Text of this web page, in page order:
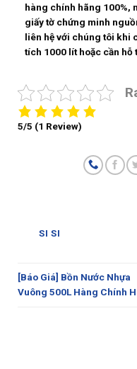
hàng chính hãng 100%,
giấy tờ chứng minh
liên hệ với chúng tôi khi
tích 1000 lít hoặc cần hỗ
5/5 (1 Review)
SI SI
[Báo Giá] Bồn Nước Nhựa
Vuông 500L Hàng Chính